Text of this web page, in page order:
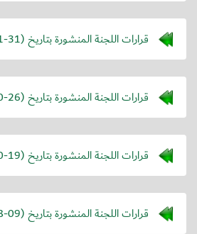
قرارات اللجنة المنشورة بتاريخ (31
قرارات اللجنة المنشورة بتاريخ (26
قرارات اللجنة المنشورة بتاريخ (19
قرارات اللجنة المنشورة بتاريخ (09